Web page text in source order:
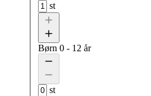
st
Børn 0 - 12 år
st